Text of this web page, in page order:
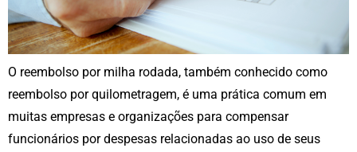
O reembolso por milha rodada, também conhecido como
reembolso por quilometragem, é uma prática comum em
muitas empresas e organizações para compensar
funcionários por despesas relacionadas ao uso de seus